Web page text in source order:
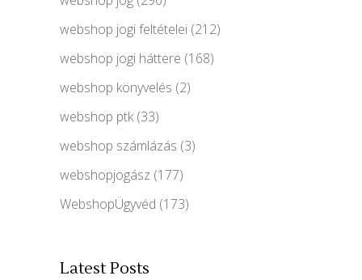
webshop jogi feltételei (212)
webshop jogi háttere (168)
webshop könyvelés (2)
webshop ptk(33)
webshop számlázás (3)
webshopjogász (177)
WebshopÜgyvéd (173)
Latest Posts